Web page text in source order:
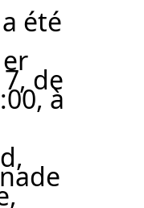
a été
de
à